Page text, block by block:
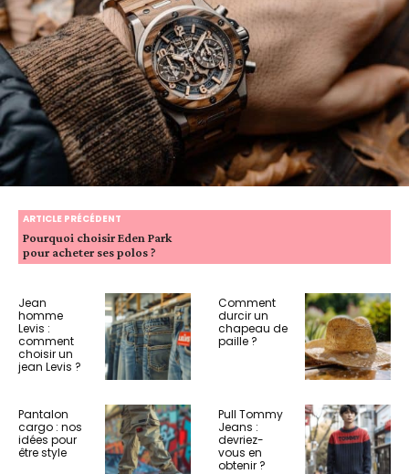
ARTICLE PRÉCÉDENT
Pourquoi choisir Eden Park
pour acheter ses polos ?
Jean
homme
Levis :
comment
choisir un
jean Levis ?
Comment
durcir un
chapeau de
paille ?
Pantalon
cargo : nos
idées pour
être style
Pull Tommy
Jeans :
devriez-
vous en
obtenir ?